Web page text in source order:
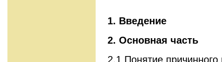
1. Введение
2. Основная часть
2.1 Понятие причинного